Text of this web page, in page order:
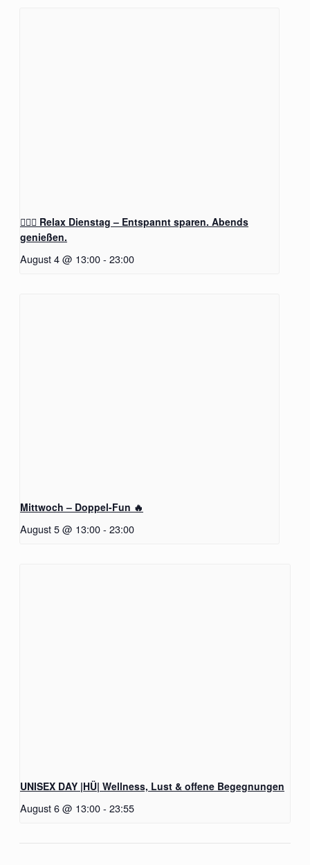
🧖‍♂️✨ Relax Dienstag – Entspannt sparen. Abends
genießen.
August 4 @ 13:00- 23:00
Mittwoch – Doppel-Fun 🔥
August 5 @ 13:00- 23:00
UNISEX DAY |HÜ| Wellness, Lust & offene Begegnungen
August 6 @ 13:00- 23:55